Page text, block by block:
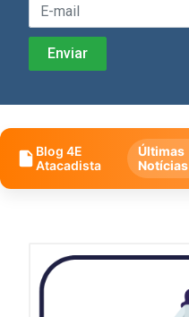
Blog 4E
Atacadista
Últimas
Notícias